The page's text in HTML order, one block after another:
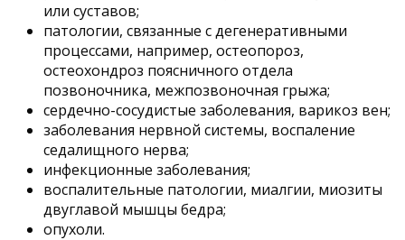
или суставов;
патологии, связанные с дегенеративными
процессами, например, остеопороз,
остеохондроз поясничного отдела
позвоночника, межпозвоночная грыжа;
сердечно-сосудистые заболевания, варикоз вен;
заболевания нервной системы, воспаление
седалищного нерва;
инфекционные заболевания;
воспалительные патологии, миалгии, миозиты
двуглавой мышцы бедра;
опухоли.